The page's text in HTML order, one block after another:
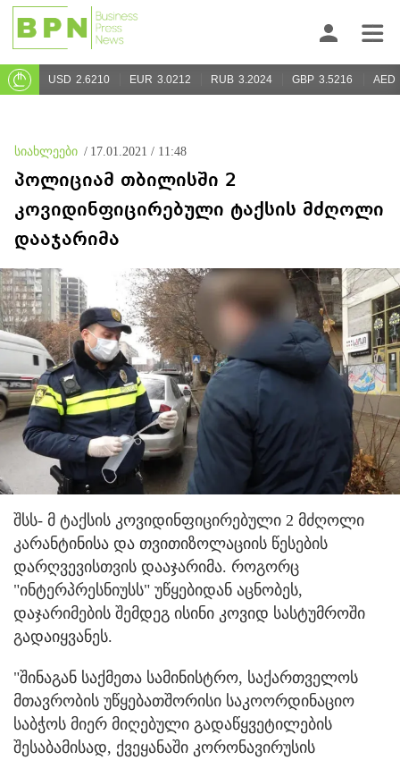
USD 2.6210 EUR 3.0212 RUB 3.2024 GBP 3.5216 AED
სიახლეები / 17.01.2021 / 11:48
პოლიციამ თბილისში 2
კოვიდინფიცირებული ტაქსის მძღოლი
დააჯარიმა
შსს- მ ტაქსის კოვიდინფიცირებული 2 მძღოლი
კარანტინისა და თვითიზოლაციის წესების
დარღვევისთვის დააჯარიმა. როგორც
"ინტერპრესნიუსს" უწყებიდან აცნობეს,
დაჯარიმების შემდეგ ისინი კოვიდ სასტუმროში
გადაიყვანეს.
"შინაგან საქმეთა სამინისტრო, საქართველოს
მთავრობის უწყებათშორისი საკოორდინაციო
საბჭოს მიერ მიღებული გადაწყვეტილების
შესაბამისად, ქვეყანაში კორონავირუსის